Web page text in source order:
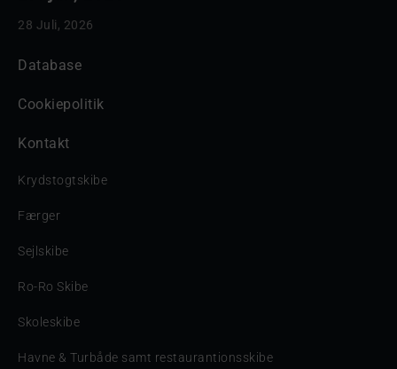
28 Juli, 2026
Database
Cookiepolitik
Kontakt
Krydstogtskibe
Færger
Sejlskibe
Ro-Ro Skibe
Skoleskibe
Havne & Turbåde samt restaurantionsskibe